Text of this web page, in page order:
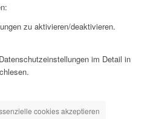
zu aktivieren/deaktivieren.
im Detail in
cookies akzeptieren